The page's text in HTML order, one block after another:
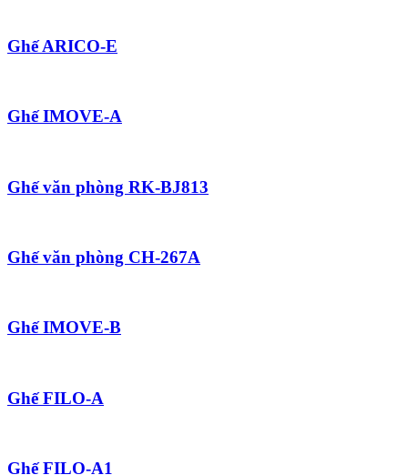
Ghế ARICO-E
Ghế IMOVE-A
Ghế văn phòng RK-BJ813
Ghế văn phòng CH-267A
Ghế IMOVE-B
Ghế FILO-A
Ghế FILO-A1